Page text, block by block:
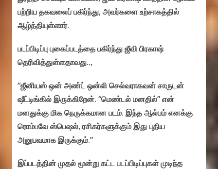
பற்றிய தகவலைப் பகிர்ந்து, அவர்களை உற்சாகத்தில்
ஆழ்த்தியுள்ளார்.
படப்பிடிப்பு புகைப்படத்தை பகிர்ந்து ஜீவி பிரகாஷ்
தெரிவித்துள்ளதாவது..,
“ஜீனியஸ் ஒன் அண்ட் ஒன்லி செல்வராகவன் சாருடன்
ஷீட்டிங்கில் இருக்கிறேன். “மெண்டல் மனதில்” என்
மனதுக்கு மிக நெருக்கமான படம். இந்த ஆல்பம் எனக்கு
ரொம்பவே ஸ்பெஷல், ரசிகர்களுக்கும் இது புதிய
அனுபவமாக இருக்கும்.”
இப்படத்தின் முதல் மூன்று கட்ட படப்பிடிப்புகள் முடிந்த